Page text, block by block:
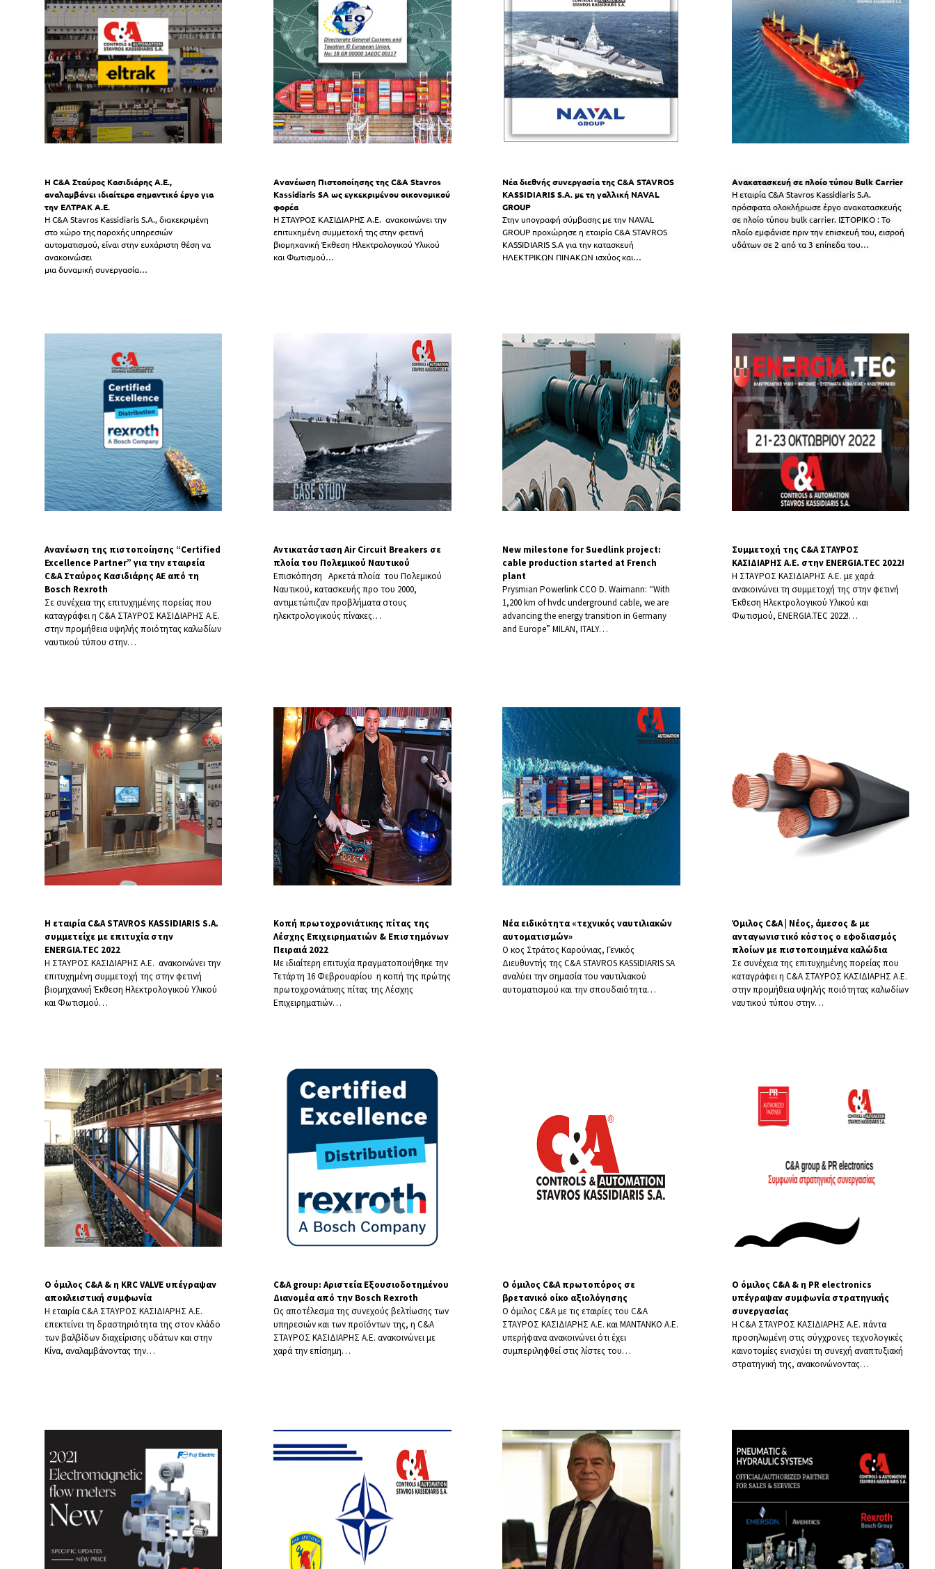
Η C&A Σταύρος Κασιδιάρης Α.Ε.,
αναλαμβάνει ιδιαίτερα σημαντικό έργο για
την ΕΛΤΡΑΚ Α.Ε.
Η C&A Stavros Kassidiaris S.A., διακεκριμένη
στο χώρο της παροχής υπηρεσιών
αυτοματισμού, είναι στην ευχάριστη θέση να
ανακοινώσει
μια δυναμική συνεργασία…
Ανανέωση Πιστοποίησης της C&A Stavros
Kassidiaris SA ως εγκεκριμένου οικονομικού
φορέα
H ΣΤΑΥΡΟΣ ΚΑΣΙΔΙΑΡΗΣ Α.Ε. ανακοινώνει την
επιτυχημένη συμμετοχή της στην φετινή
βιομηχανική Έκθεση Ηλεκτρολογικού Υλικού
και Φωτισμού…
Νέα διεθνής συνεργασία της C&A STAVROS
KASSIDIARIS S.A. με τη γαλλική NAVAL
GROUP
Στην υπογραφή σύμβασης με την NAVAL
GROUP προχώρησε η εταιρία C&A STAVROS
KASSIDIARIS S.A για την κατασκευή
ΗΛΕΚΤΡΙΚΩΝ ΠΙΝΑΚΩΝ ισχύος και…
Ανακατασκευή σε πλοίο τύπου Bulk Carrier
Η εταιρία C&A Stavros Kassidiaris S.A.
πρόσφατα ολοκλήρωσε έργο ανακατασκευής
σε πλοίο τύπου bulk carrier. ΙΣΤΟΡΙΚΟ : Το
πλοίο εμφάνισε πριν την επισκευή του, εισροή
υδάτων σε 2 από τα 3 επίπεδα του…
Ανανέωση της πιστοποίησης “Certified
Excellence Partner” για την εταιρεία
C&A Σταύρος Κασιδιάρης ΑΕ από τη
Bosch Rexroth
Σε συνέχεια της επιτυχημένης πορείας που
καταγράφει η C&A ΣΤΑΥΡΟΣ ΚΑΣΙΔΙΑΡΗΣ Α.Ε.
στην προμήθεια υψηλής ποιότητας καλωδίων
ναυτικού τύπου στην…
Αντικατάσταση Air Circuit Breakers σε
πλοία του Πολεμικού Ναυτικού
Επισκόπηση Αρκετά πλοία του Πολεμικού
Ναυτικού, κατασκευής προ του 2000,
αντιμετώπιζαν προβλήματα στους
ηλεκτρολογικούς πίνακες…
New milestone for Suedlink project:
cable production started at French
plant
Prysmian Powerlink CCO D. Waimann: “With
1,200 km of hvdc underground cable, we are
advancing the energy transition in Germany
and Europe” MILAN, ITALY…
Συμμετοχή της C&A ΣΤΑΥΡΟΣ
ΚΑΣΙΔΙΑΡΗΣ Α.Ε. στην ENERGIA.TEC 2022!
H ΣΤΑΥΡΟΣ ΚΑΣΙΔΙΑΡΗΣ Α.Ε. με χαρά
ανακοινώνει τη συμμετοχή της στην φετινή
Έκθεση Ηλεκτρολογικού Υλικού και
Φωτισμού, ENERGIA.TEC 2022!…
Η εταιρία C&A STAVROS KASSIDIARIS S.A.
συμμετείχε με επιτυχία στην
ENERGIA.TEC 2022
H ΣΤΑΥΡΟΣ ΚΑΣΙΔΙΑΡΗΣ Α.Ε. ανακοινώνει την
επιτυχημένη συμμετοχή της στην φετινή
βιομηχανική Έκθεση Ηλεκτρολογικού Υλικού
και Φωτισμού…
Κοπή πρωτοχρονιάτικης πίτας της
Λέσχης Επιχειρηματιών & Επιστημόνων
Πειραιά 2022
Με ιδιαίτερη επιτυχία πραγματοποιήθηκε την
Τετάρτη 16 Φεβρουαρίου η κοπή της πρώτης
πρωτοχρονιάτικης πίτας της Λέσχης
Επιχειρηματιών…
Νέα ειδικότητα «τεχνικός ναυτιλιακών
αυτοματισμών»​
O κος Στράτος Καρούνιας, Γενικός
Διευθυντής της C&A STAVROS KASSIDIARIS SA
αναλύει την σημασία του ναυτιλιακού
αυτοματισμού και την σπουδαιότητα…
Όμιλος C&A | Νέος, άμεσος & με
ανταγωνιστικό κόστος ο εφοδιασμός
πλοίων με πιστοποιημένα καλώδια​
Σε συνέχεια της επιτυχημένης πορείας που
καταγράφει η C&A ΣΤΑΥΡΟΣ ΚΑΣΙΔΙΑΡΗΣ Α.Ε.
στην προμήθεια υψηλής ποιότητας καλωδίων
ναυτικού τύπου στην…
Ο όμιλος C&Α & η KRC VALVE υπέγραψαν
αποκλειστική συμφωνία
Η εταιρία C&A ΣΤΑΥΡΟΣ ΚΑΣΙΔΙΑΡΗΣ Α.Ε.
επεκτείνει τη δραστηριότητα της στον κλάδο
των βαλβίδων διαχείρισης υδάτων και στην
Κίνα, αναλαμβάνοντας την…
C&A group: Αριστεία Εξουσιοδοτημένου
Διανομέα από την Bosch Rexroth
Ως αποτέλεσμα της συνεχούς βελτίωσης των
υπηρεσιών και των προϊόντων της, η C&A
ΣΤΑΥΡΟΣ ΚΑΣΙΔΙΑΡΗΣ Α.Ε. ανακοινώνει με
χαρά την επίσημη…
Ο όμιλος C&A πρωτοπόρος σε
βρετανικό οίκο αξιολόγησης
Ο όμιλος C&A με τις εταιρίες του C&A
ΣΤΑΥΡΟΣ ΚΑΣΙΔΙΑΡΗΣ Α.Ε. και ΜΑΝΤΑΝΚΟ Α.Ε.
υπερήφανα ανακοινώνει ότι έχει
συμπεριληφθεί στις λίστες του…
Ο όμιλος C&A & η PR electronics
υπέγραψαν συμφωνία στρατηγικής
συνεργασίας
Η C&A ΣΤΑΥΡΟΣ ΚΑΣΙΔΙΑΡΗΣ Α.Ε. πάντα
προσηλωμένη στις σύγχρονες τεχνολογικές
καινοτομίες ενισχύει τη συνεχή αναπτυξιακή
στρατηγική της, ανακοινώνοντας…